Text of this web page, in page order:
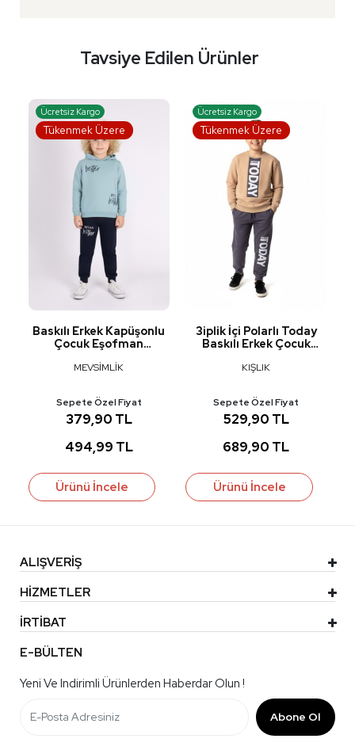
Tavsiye Edilen Ürünler
Ücretsiz Kargo
Tükenmek Üzere
Baskılı Erkek Kapüşonlu
Çocuk Eşofman
MEVSİMLİK
Sepete Özel Fiyat
379,90 TL
494,99 TL
Ürünü İncele
Ücretsiz Kargo
Tükenmek Üzere
3iplik İçi Polarlı Today
Baskılı Erkek Çocuk
KIŞLIK
Sepete Özel Fiyat
529,90 TL
689,90 TL
Ürünü İncele
ALIŞVERİŞ
HİZMETLER
İRTİBAT
E-BÜLTEN
Yeni Ve Indirimli Ürünlerden Haberdar Olun !
Abone Ol